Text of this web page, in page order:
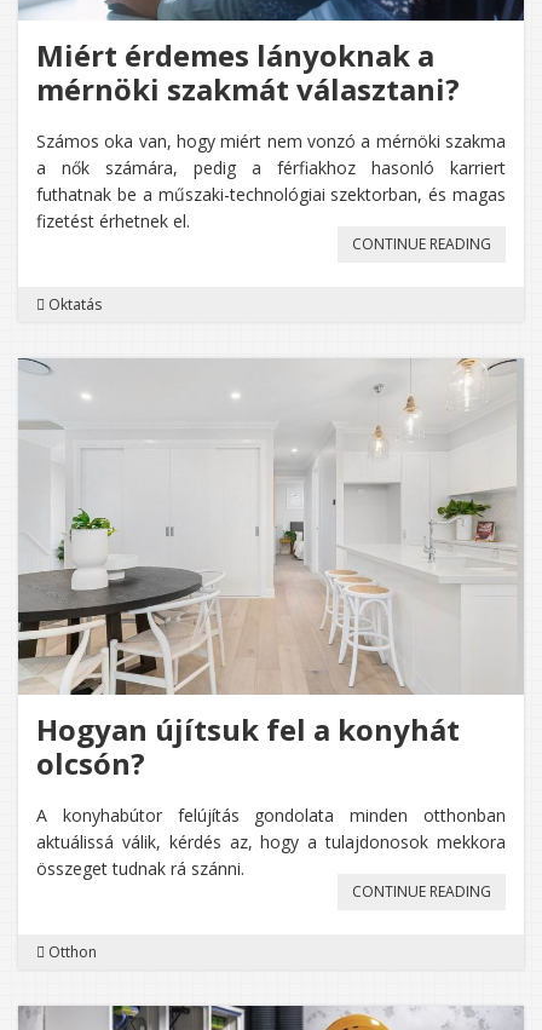
Miért érdemes lányoknak a
mérnöki szakmát választani?
Számos oka van, hogy miért nem vonzó a mérnöki szakma
a nők számára, pedig a férfiakhoz hasonló karriert
futhatnak be a műszaki-technológiai szektorban, és magas
fizetést érhetnek el.
CONTINUE READING
Oktatás
Hogyan újítsuk fel a konyhát
olcsón?
A konyhabútor felújítás gondolata minden otthonban
aktuálissá válik, kérdés az, hogy a tulajdonosok mekkora
összeget tudnak rá szánni.
CONTINUE READING
Otthon